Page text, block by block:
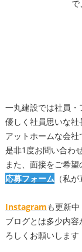
一丸建設では社員・
優しく社員思いな社
アットホームな会社
是非1度お問い合わ
また、面接をご希
応募フォーム（私が
Instagramも更新中
ブログとは多少内
ろしくお願いします